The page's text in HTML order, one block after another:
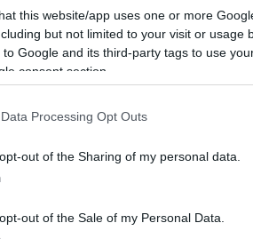
this website/app uses one or more
but not limited to your visit or usage
Google and its third-party tags to use
consent section.
Processing Opt Outs
out of the Sharing of my personal data.
out of the Sale of my Personal Data.